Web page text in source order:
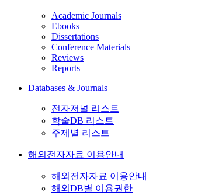
Academic Journals
Ebooks
Dissertations
Conference Materials
Reviews
Reports
Databases & Journals
전자저널 리스트
학술DB 리스트
주제별 리스트
해외전자자료 이용안내
해외전자자료 이용안내
해외DB별 이용권한